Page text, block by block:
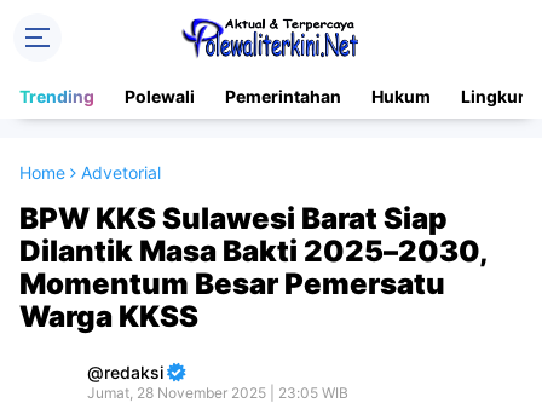
Trending Polewali Pemerintahan Hukum
Home Advetorial
BPW KKS Sulawesi Barat Siap
Dilantik Masa Bakti 2025–2030,
Momentum Besar Pemersatu
Warga KKSS
redaksi
Jumat, 28 November 2025 | 23:05 WIB